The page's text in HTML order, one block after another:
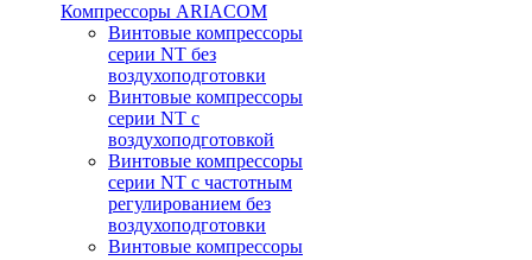
Компрессоры ARIACOM
Винтовые компрессоры
серии NT без
воздухоподготовки
Винтовые компрессоры
серии NT c
воздухоподготовкой
Винтовые компрессоры
серии NT с частотным
регулированием без
воздухоподготовки
Винтовые компрессоры